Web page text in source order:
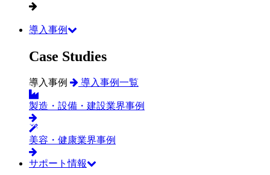
導入事例
Case Studies
導入事例 導入事例一覧
製造・設備・建設業界事例
美容・健康業界事例
サポート情報